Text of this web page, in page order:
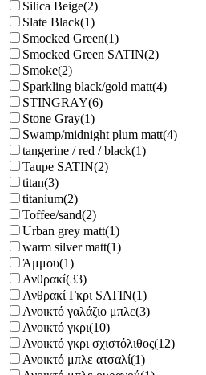
Silica Beige(2)
Slate Black(1)
Smocked Green(1)
Smocked Green SATIN(2)
Smoke(2)
Sparkling black/gold matt(4)
STINGRAY(6)
Stone Gray(1)
Swamp/midnight plum matt(4)
tangerine / red / black(1)
Taupe SATIN(2)
titan(3)
titanium(2)
Toffee/sand(2)
Urban grey matt(1)
warm silver matt(1)
Άμμου(1)
Ανθρακί(33)
Ανθρακί Γκρι SATIN(1)
Ανοικτό γαλάζιο μπλε(3)
Ανοικτό γκρι(10)
Ανοικτό γκρι σχιστόλιθος(12)
Ανοικτό μπλε ατσαλί(1)